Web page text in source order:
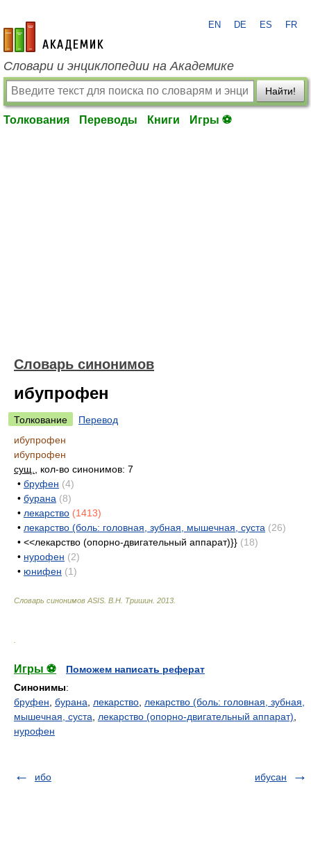
academic.ru
EN DE ES FR
Словари и энциклопедии на Академике
Найти!
Толкования Переводы Книги Игры ⚽
Словарь синонимов
ибупрофен
Толкование
Перевод
ибупрофен
ибупрофен
сущ.
, кол-во синонимов: 7
• бруфен (4)
• бурана (8)
• лекарство (1413)
• лекарство (боль: головная, зубная, мышечная, суста (26)
• <<лекарство (опорно-двигательный аппарат)}} (18)
• нурофен (2)
• юнифен (1)
Словарь синонимов ASIS. В.Н. Тришин 2013
Игры ⚽
Поможем написать реферат
Синонимы:
бруфен бурана лекарство лекарство (боль: головная, зубная,
мышечная, суста
лекарство (опорно-двигательный аппарат)
нурофен
ибо ибусан